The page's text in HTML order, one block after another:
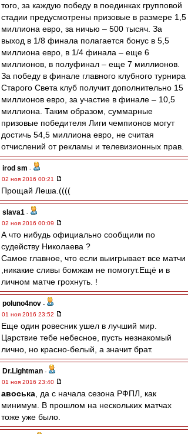
того, за каждую победу в поединках групповой
стадии предусмотрены призовые в размере 1,5
миллиона евро, за ничью – 500 тысяч. За
выход в 1/8 финала полагается бонус в 5,5
миллиона евро, в 1/4 финала – еще 6
миллионов, в полуфинал – еще 7 миллионов.
За победу в финале главного клубного турнира
Старого Света клуб получит дополнительно 15
миллионов евро, за участие в финале – 10,5
миллиона. Таким образом, суммарные
призовые победителя Лиги чемпионов могут
достичь 54,5 миллиона евро, не считая
отчислений от рекламы и телевизионных прав.
irod sm -
02 ноя 2016 00:21
Прощай Леша.((((
slava1 -
02 ноя 2016 00:09
А что нибудь официально сообщили по
судейству Николаева ?
Самое главное, что если выигрывает все матчи
,никакие сливы бомжам не помогут.Ещё и в
личном матче грохнуть. !
poluno4nov -
01 ноя 2016 23:52
Еще один ровесник ушел в лучший мир.
Царствие тебе небесное, пусть незнакомый
лично, но красно-белый, а значит брат.
Dr.Lightman -
01 ноя 2016 23:40
авоська , да с начала сезона РФПЛ, как
минимум. В прошлом на нескольких матчах
тоже уже было.